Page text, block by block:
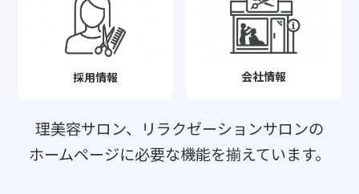
採用情報 会社情報
理美容サロン、リラクゼーションサロンの
ホームページに必要な機能を揃えています。